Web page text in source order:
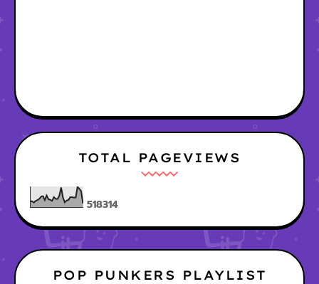
TOTAL PAGEVIEWS
518314
POP PUNKERS PLAYLIST